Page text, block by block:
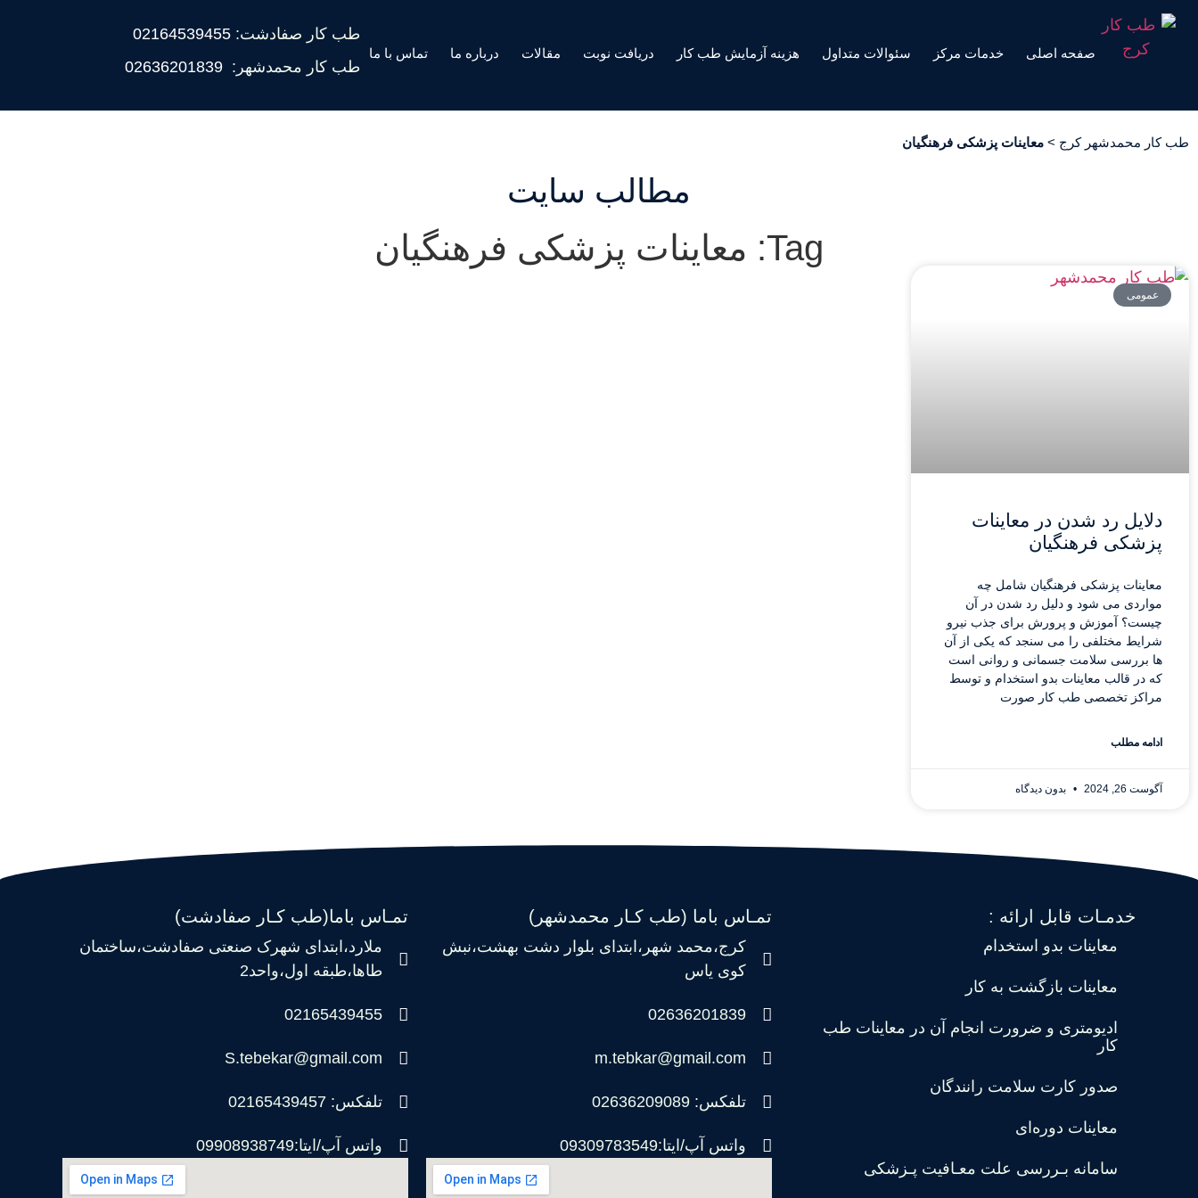
صفحه اصلی خدمات مرکز سئوالات متداول هزینه آزمایش طب کار دریافت نوبت مقالات درباره ما تماس با ما
طب کار صفادشت: 02164539455
طب کار محمدشهر: 02636201839
طب کار محمدشهر کرج > معاینات پزشکی فرهنگیان
مطالب سایت
Tag: معاینات پزشکی فرهنگیان
عمومی
دلایل رد شدن در معاینات
پزشکی فرهنگیان
معاینات پزشکی فرهنگیان شامل چه
مواردی می شود و دلیل رد شدن در آن
چیست؟ آموزش و پرورش برای جذب نیرو
شرایط مختلفی را می سنجد که یکی از آن
ها بررسی سلامت جسمانی و روانی است
که در قالب معاینات بدو استخدام و توسط
مراکز تخصصی طب کار صورت
ادامه مطلب
آگوست 26, 2024 بدون دیدگاه
خدمـات قابل ارائه :
معاینات بدو استخدام
معاینات بازگشت به کار
ادیومتری و ضرورت انجام آن در معاینات طب
کار
صدور کارت سلامت رانندگان
معاینات دوره‌ای
سامانه بـررسی علت معـافیت پـزشکی
تمـاس باما (طب کـار محمدشهر)
کرج،محمد شهر،ابتدای بلوار دشت بهشت،نبش
کوی یاس
02636201839
m.tebkar@gmail.com
تلفکس: 02636209089
واتس آپ/ایتا:09309783549
تمـاس باما(طب کـار صفادشت)
ملارد،ابتدای شهرک صنعتی صفادشت،ساختمان
طاها،طبقه اول،واحد2
02165439455
S.tebekar@gmail.com
تلفکس: 02165439457
واتس آپ/ایتا:09908938749